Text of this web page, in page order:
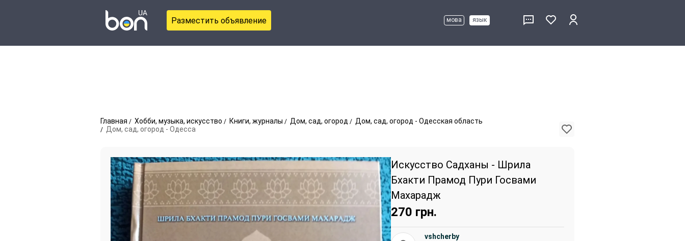
Разместить объявление мова язык
Главная Хобби, музыка, искусство Книги, журналы Дом, сад, огород
Дом, сад, огород - Одесская область
Дом, сад, огород - Одесса
Искусство Садханы - Шрила
Бхакти Прамод Пури Госвами
Махарадж
270 грн.
vshcherby